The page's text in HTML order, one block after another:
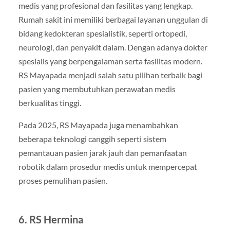
medis yang profesional dan fasilitas yang lengkap.
Rumah sakit ini memiliki berbagai layanan unggulan di
bidang kedokteran spesialistik, seperti ortopedi,
neurologi, dan penyakit dalam. Dengan adanya dokter
spesialis yang berpengalaman serta fasilitas modern.
RS Mayapada menjadi salah satu pilihan terbaik bagi
pasien yang membutuhkan perawatan medis
berkualitas tinggi.
Pada 2025, RS Mayapada juga menambahkan
beberapa teknologi canggih seperti sistem
pemantauan pasien jarak jauh dan pemanfaatan
robotik dalam prosedur medis untuk mempercepat
proses pemulihan pasien.
6. RS Hermina